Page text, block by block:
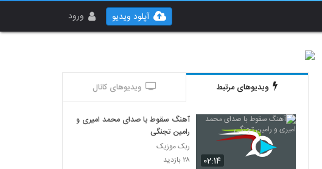
ورود آپلود ویدیو
ویدیوهای مرتبط ویدیوهای کانال
۰۲:۱۴
آهنگ سقوط با صدای محمد امیری و
رامین تجنگی
ربک موزیک
۲۸ بازدید